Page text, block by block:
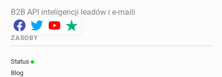
B2B API inteligencji leadów i e-maili
ZASOBY
Status
Blog